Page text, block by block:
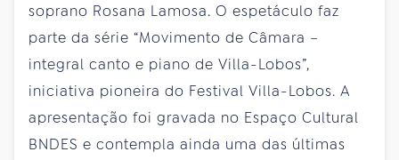
soprano Rosana Lamosa. O espetáculo faz
parte da série “Movimento de Câmara –
integral canto e piano de Villa-Lobos”,
iniciativa pioneira do Festival Villa-Lobos. A
apresentação foi gravada no Espaço Cultural
BNDES e contempla ainda uma das últimas